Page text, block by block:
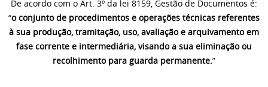
De acordo com o Art. 3º da lei 8159, Gestão de Documentos é:
“o conjunto de procedimentos e operações técnicas referentes
à sua produção, tramitação, uso, avaliação e arquivamento em
fase corrente e intermediária, visando a sua eliminação ou
recolhimento para guarda permanente.”